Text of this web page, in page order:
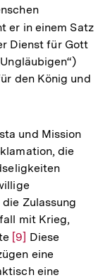
er in einem Satz
Dienst für Gott
den König und
und Mission
die
Zulassung
mit Krieg,
Zur
Auflösung
der
[9] Diese
eine
eine